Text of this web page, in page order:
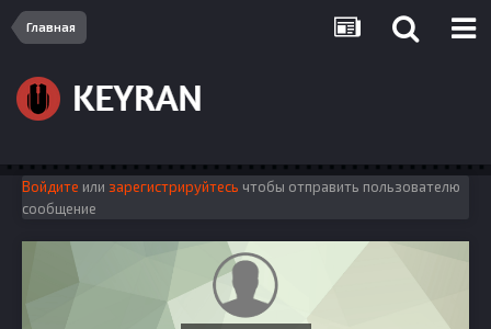
Главная
Войдите или зарегистрируйтесь чтобы отправить пользователю
сообщение